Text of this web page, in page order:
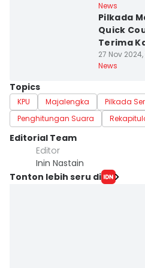
News
Pilkada
Quick
Terima
27 Nov
News
Topics
KPU Majalengka
Pilkada
Penghitungan Suara
Editorial Team
Editor
Inin Nastain
Tonton lebih seru di